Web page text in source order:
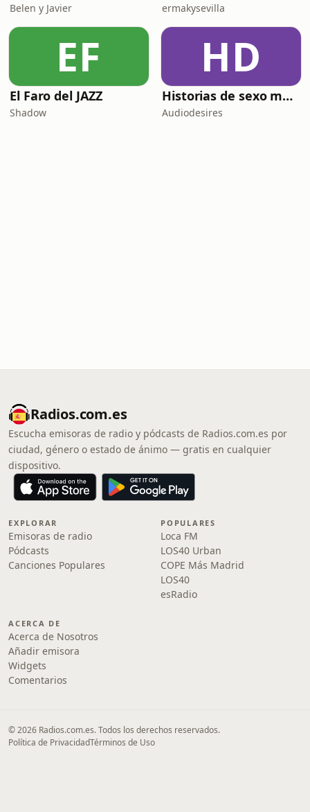
Belen y Javier ermakysevilla
EF
El Faro del JAZZ
Shadow
HD
Historias de sexo muy intensas y calientes
Audiodesires
Radios.com.es
Escucha emisoras de radio y pódcasts de Radios.com.es por
ciudad, género o estado de ánimo — gratis en cualquier
dispositivo.
EXPLORAR
Emisoras de radio
Pódcasts
Canciones Populares
POPULARES
Loca FM
LOS40 Urban
COPE Más Madrid
LOS40
esRadio
ACERCA DE
Acerca de Nosotros
Añadir emisora
Widgets
Comentarios
© 2026 Radios.com.es. Todos los derechos reservados.
Política de PrivacidadTérminos de Uso